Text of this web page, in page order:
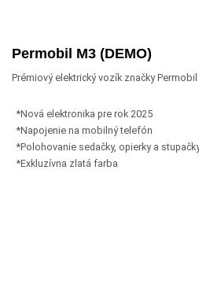
Permobil M3 (DEMO)
Prémiový elektrický vozík značky
*Nová elektronika pre rok 2025
*Napojenie na mobilný telefón
*Polohovanie sedačky, opierky a
*Exkluzívna zlatá farba